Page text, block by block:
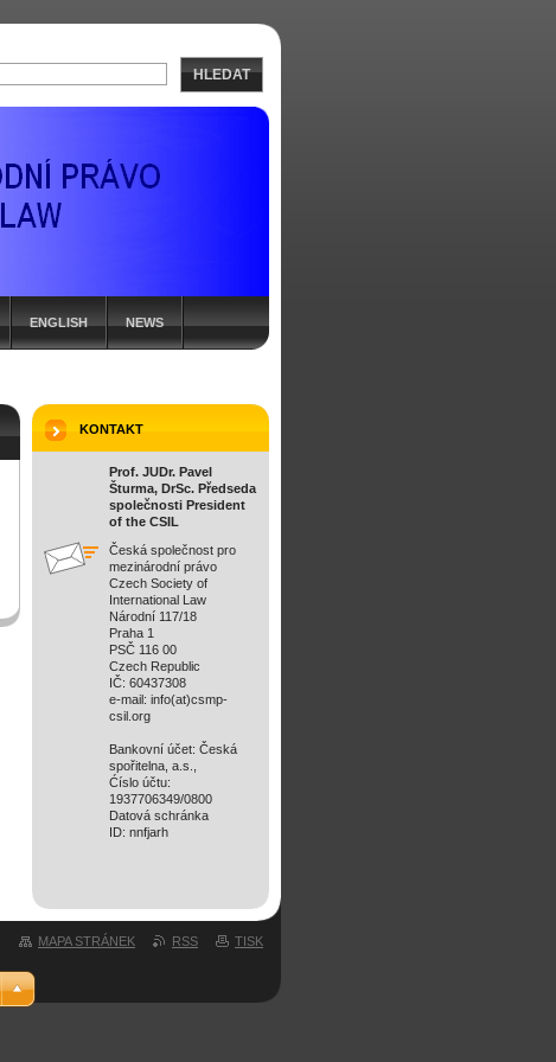
ENGLISH NEWS
KONTAKT
Prof. JUDr. Pavel
Šturma, DrSc. Předseda
společnosti President
of the CSIL
Česká společnost pro
mezinárodní právo
Czech Society of
International Law
Národní 117/18
Praha 1
PSČ 116 00
Czech Republic
IČ: 60437308
e-mail: info(at)csmp-
csil.org
Bankovní účet: Česká
spořitelna, a.s.,
Ćíslo účtu:
1937706349/0800
Datová schránka
ID: nnfjarh
HLEDAT
MAPA STRÁNEK RSS TISK